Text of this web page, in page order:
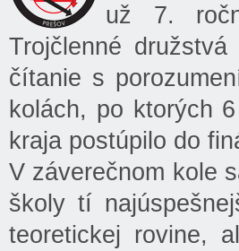
už 7.
Trojčlenné
čítanie s
kolách, po ktorých
kraja postúpilo do
V záverečnom kole
školy tí
teoretickej rovine,